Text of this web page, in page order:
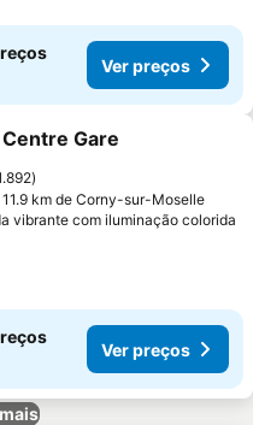
Ver preços
aos favoritos
Gare
km de Corny-sur-Moselle
vibrante com iluminação colorida
Ver preços